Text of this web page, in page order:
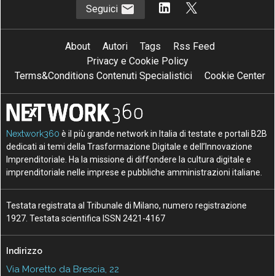
Seguici
About Autori Tags
Rss Feed
Privacy e Cookie Policy
Terms&Conditions Contenuti Specialistici
Cookie Center
Nextwork360 è il più grande network in Italia di testate e portali B2B
dedicati ai temi della Trasformazione Digitale e dell’Innovazione
Imprenditoriale. Ha la missione di diffondere la cultura digitale e
imprenditoriale nelle imprese e pubbliche amministrazioni italiane.
Testata registrata al Tribunale di Milano, numero registrazione
1927. Testata scientifica ISSN 2421-4167
Indirizzo
Via Moretto da Brescia, 22